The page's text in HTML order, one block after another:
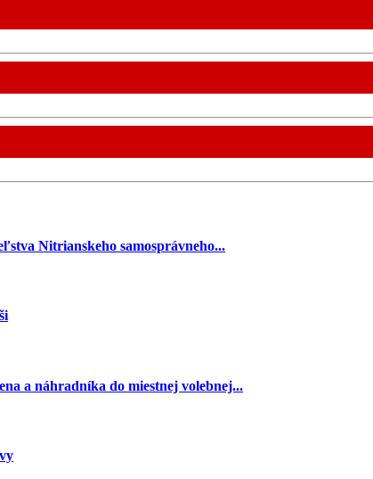
Nitrianskeho samosprávneho...
a náhradníka do miestnej volebnej...